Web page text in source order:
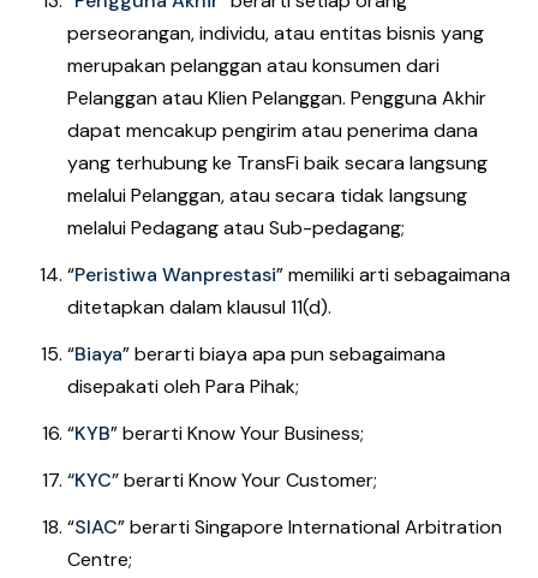
perseorangan, individu, atau entitas bisnis yang
merupakan pelanggan atau konsumen dari
Pelanggan atau Klien Pelanggan. Pengguna Akhir
dapat mencakup pengirim atau penerima dana
yang terhubung ke TransFi baik secara langsung
melalui Pelanggan, atau secara tidak langsung
melalui Pedagang atau Sub-pedagang;
“Peristiwa Wanprestasi”memiliki arti sebagaimana
ditetapkan dalam klausul 11(d).
“Biaya”berarti biaya apa pun sebagaimana
disepakati oleh Para Pihak;
“KYB” berarti Know Your Business;
“KYC”berarti Know Your Customer;
“SIAC” berarti Singapore International Arbitration
Centre;